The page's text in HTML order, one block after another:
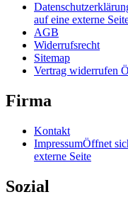
auf eine externe
AGB
Widerrufsrecht
Sitemap
Vertrag widerrufen
Firma
Kontakt
ImpressumÖffnet
externe Seite
Sozial